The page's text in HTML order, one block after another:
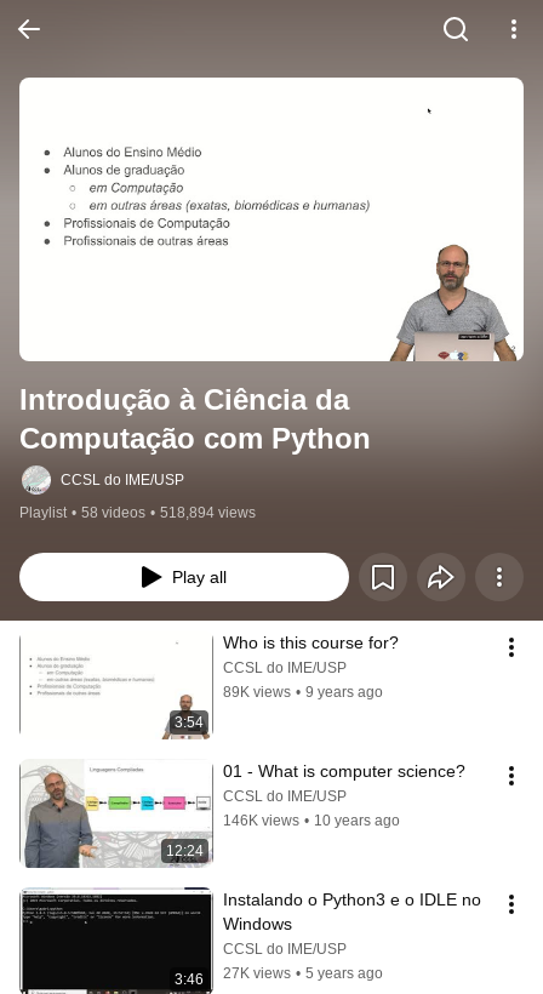
Introdução à Ciência da
Computação com Python
CCSL do IME/USP
Playlist • 58 videos • 518,894 views
Play all
3:54
Who is this course for?
CCSL do IME/USP
89K views • 9 years ago
12:24
01 - What is computer science?
CCSL do IME/USP
146K views • 10 years ago
3:46
Instalando o Python3 e o IDLE no
Windows
CCSL do IME/USP
27K views • 5 years ago